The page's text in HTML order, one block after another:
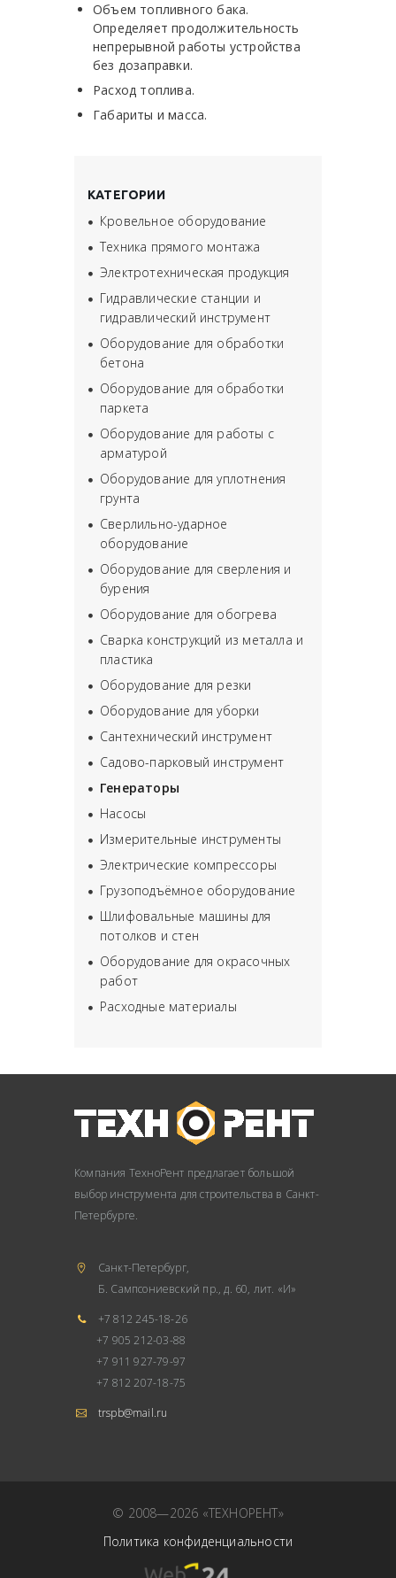
Объем топливного бака.
Определяет продолжительность
непрерывной работы устройства
без дозаправки.
Расход топлива.
Габариты и масса.
КАТЕГОРИИ
Кровельное оборудование
Техника прямого монтажа
Электротехническая продукция
Гидравлические станции и
гидравлический инструмент
Оборудование для обработки
бетона
Оборудование для обработки
паркета
Оборудование для работы с
арматурой
Оборудование для уплотнения
грунта
Сверлильно-ударное
оборудование
Оборудование для сверления и
бурения
Оборудование для обогрева
Сварка конструкций из металла и
пластика
Оборудование для резки
Оборудование для уборки
Сантехнический инструмент
Садово-парковый инструмент
Генераторы
Насосы
Измерительные инструменты
Электрические компрессоры
Грузоподъёмное оборудование
Шлифовальные машины для
потолков и стен
Оборудование для окрасочных
работ
Расходные материалы
Компания ТехноРент предлагает большой
выбор инструмента для строительства в Санкт-
Петербурге.
Санкт-Петербург,
Б. Сампсониевский пр., д. 60, лит. «И»
+7 812 245-18-26
+7 905 212-03-88
+7 911 927-79-97
+7 812 207-18-75
trspb@mail.ru
© 2008—2026 «ТЕХНОРЕНТ»
Политика конфиденциальности